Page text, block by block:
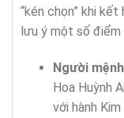
“kén chọn” khi
lưu ý một số
Người
Hoa Huỳnh
với hành